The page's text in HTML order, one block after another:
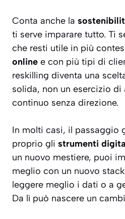
Conta anche la
ti serve imparare tutto. Ti
che resti utile in più
online e con più tipi di
reskilling diventa una
solida, non un esercizio
continuo senza direzione.
In molti casi, il passaggio
proprio gli strumenti
un nuovo mestiere, puoi
meglio con un nuovo
leggere meglio i dati o a
Da lì può nascere un